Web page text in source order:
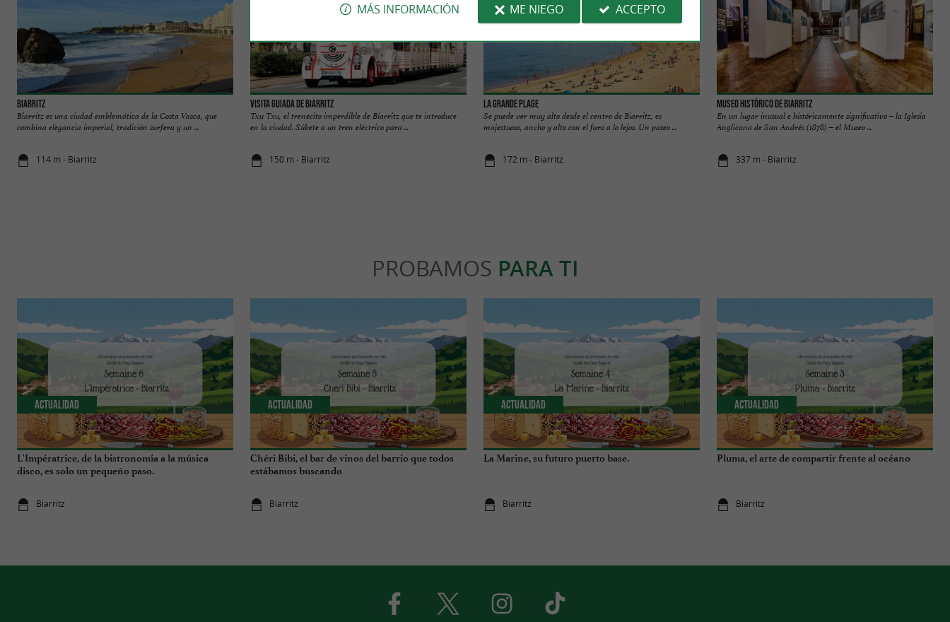
Biarritz
Biarritz es una ciudad emblemática de la Costa Vasca, que
combina elegancia imperial, tradición surfera y un ...
114 m - Biarritz
Visita guiada de Biarritz
Txu Txu, el trenecito imperdible de Biarritz que te introduce
en la ciudad. Súbete a un tren eléctrico para ...
150 m - Biarritz
La Grande Plage
Se puede ver muy alto desde el centro de Biarritz, es
majestuoso, ancho y alto con el faro a lo lejos. Un paseo ...
172 m - Biarritz
Museo Histórico de Biarritz
En un lugar inusual e históricamente significativo – la Iglesia
Anglicana de San Andrés (1878) – el Museo ...
337 m - Biarritz
PROBAMOS PARA TI
L'Impératrice, de la bistronomía a la música
disco, es solo un pequeño paso.
Biarritz
Actualidad
Chéri Bibi, el bar de vinos del barrio que todos
estábamos buscando
Biarritz
Actualidad
La Marine, su futuro puerto base.
Biarritz
Actualidad
Pluma, el arte de compartir frente al océano
Biarritz
Actualidad
MÁS INFORMACIÓN ME NIEGO ACCEPTO